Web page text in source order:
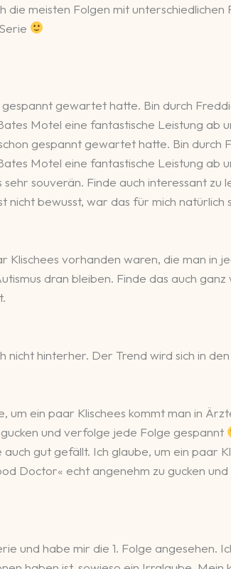
meisten Folgen mit
gewartet hatte. Bin durch
Motel eine fantastische Leistung ab
gespannt gewartet hatte. Bin
Motel eine fantastische Leistung ab
souverän. Finde auch interessant zu
bewusst, war das für mich
Klischees vorhanden waren, die man in
dran bleiben. Finde das auch ganz
hinterher. Der Trend wird sich in
ein paar Klischees kommt man in
und verfolge jede Folge gespannt
gut gefällt. Ich glaube, um ein paar
Doctor« echt angenehm zu gucken
und habe mir die 1. Folge angesehen.